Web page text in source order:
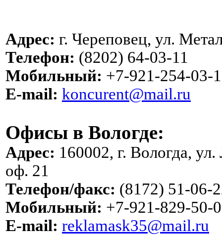
Адрес: г. Череповец, ул.
Телефон: (8202) 64-03-11
Мобильный: +7-921-254-03-
E-mail: koncurent@mail.ru
Офисы в Вологде:
Адрес: 160002, г. Вологда,
оф. 21
Телефон/факс: (8172) 51-06-
Мобильный: +7-921-829-50-
E-mail: reklamask35@mail.ru